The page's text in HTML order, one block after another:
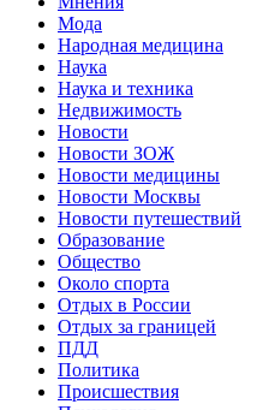
Мода
Народная медицина
Наука
Наука и техника
Недвижимость
Новости
Новости ЗОЖ
Новости медицины
Новости Москвы
Новости путешествий
Образование
Общество
Около спорта
Отдых в России
Отдых за границей
ПДД
Политика
Происшествия